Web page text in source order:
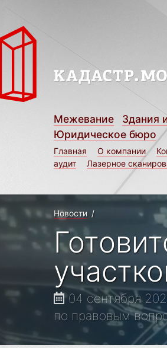
Межевание Здания
Юридическое бюро
Главная О компании
аудит
Лазерное
Новости /
04 сентября
по правовым